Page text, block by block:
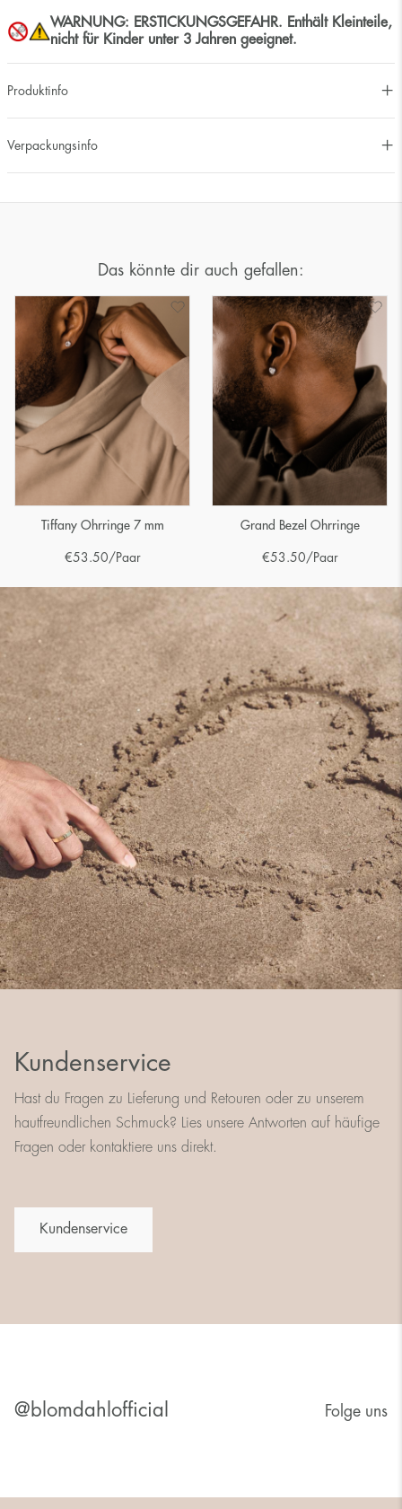
WARNUNG: ERSTICKUNGSGEFAHR. Enthält Kleinteile,
nicht für Kinder unter 3 Jahren geeignet.
Produktinfo
Verpackungsinfo
Das könnte dir auch gefallen:
Tiffany Ohrringe 7 mm
€53.50/Paar
Grand Bezel Ohrringe
€53.50/Paar
Kundenservice
Hast du Fragen zu Lieferung und Retouren oder zu unserem
hautfreundlichen Schmuck? Lies unsere Antworten auf häufige
Fragen oder kontaktiere uns direkt.
Kundenservice
@blomdahlofficial Folge uns